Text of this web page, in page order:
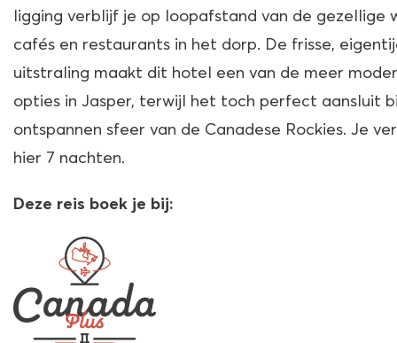
ligging verblijf je op loopafstand van de gezellige
cafés en restaurants in het dorp. De frisse,
uitstraling maakt dit hotel een van de meer
opties in Jasper, terwijl het toch perfect aansluit
ontspannen sfeer van de Canadese Rockies. Je
hier 7 nachten.
Deze reis boek je bij: